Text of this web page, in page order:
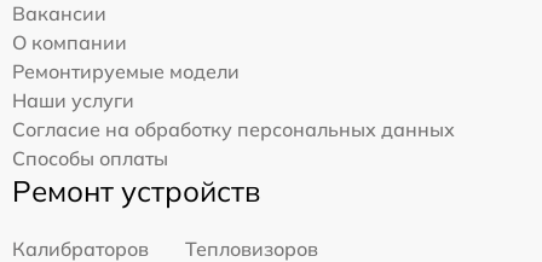
Вакансии
О компании
Ремонтируемые модели
Наши услуги
Согласие на обработку персональных данных
Способы оплаты
Ремонт устройств
Калибраторов
Тепловизоров